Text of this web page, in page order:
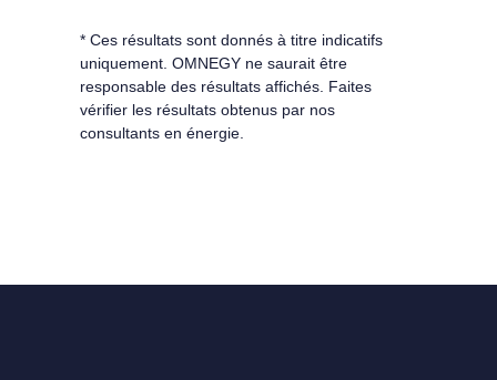
* Ces résultats sont donnés à titre indicatifs
uniquement. OMNEGY ne saurait être
responsable des résultats affichés. Faites
vérifier les résultats obtenus par nos
consultants en énergie.